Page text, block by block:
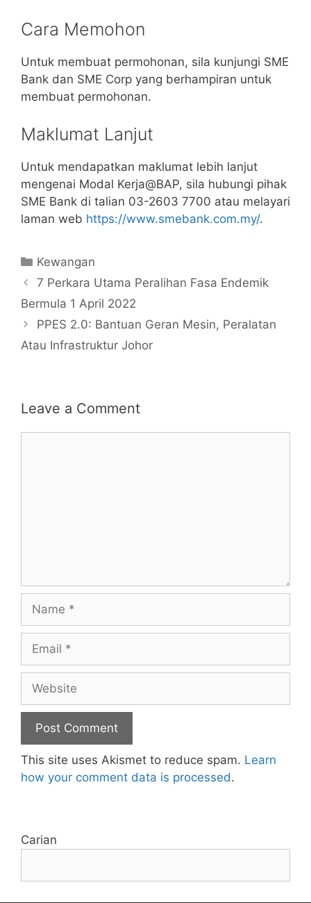
Cara Memohon
Untuk membuat permohonan, sila kunjungi SME
Bank dan SME Corp yang berhampiran untuk
membuat permohonan.
Maklumat Lanjut
Untuk mendapatkan maklumat lebih lanjut
mengenai Modal Kerja@BAP, sila hubungi pihak
SME Bank di talian 03-2603 7700 atau melayari
laman web https://www.smebank.com.my/.
Categories
Kewangan
7 Perkara Utama Peralihan Fasa Endemik
Bermula 1 April 2022
PPES 2.0: Bantuan Geran Mesin, Peralatan
Atau Infrastruktur Johor
Leave a Comment
This site uses Akismet to reduce spam. Learn
how your comment data is processed.
Carian